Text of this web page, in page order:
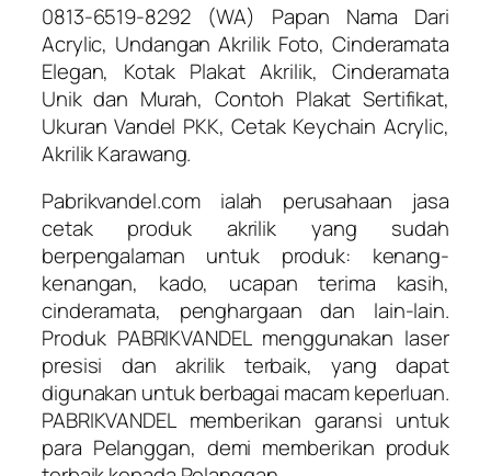
0813-6519-8292 (WA) Papan Nama Dari
Acrylic, Undangan Akrilik Foto, Cinderamata
Elegan, Kotak Plakat Akrilik, Cinderamata
Unik dan Murah, Contoh Plakat Sertifikat,
Ukuran Vandel PKK, Cetak Keychain Acrylic,
Akrilik Karawang.
Pabrikvandel.com ialah perusahaan jasa
cetak produk akrilik yang sudah
berpengalaman untuk produk: kenang-
kenangan, kado, ucapan terima kasih,
cinderamata, penghargaan dan lain-lain.
Produk PABRIKVANDEL menggunakan laser
presisi dan akrilik terbaik, yang dapat
digunakan untuk berbagai macam keperluan.
PABRIKVANDEL memberikan garansi untuk
para Pelanggan, demi memberikan produk